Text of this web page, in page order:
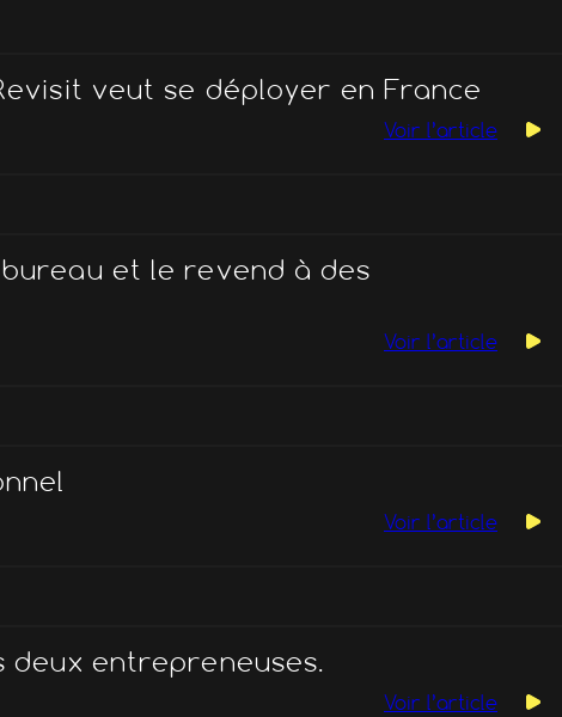
veut se déployer en France
Voir l’article
et le revend à des
Voir l’article
Voir l’article
deux entrepreneuses.
Voir l’article